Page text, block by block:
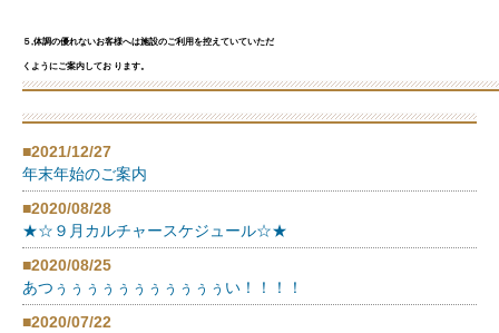
５,体調の優れないお客様へは施設のご利用を控えていていただ
くようにご案内してお ります。
■2021/12/27
年末年始のご案内
■2020/08/28
★☆９月カルチャースケジュール☆★
■2020/08/25
あつぅぅぅぅぅぅぅぅぅぅぅい！！！！
■2020/07/22